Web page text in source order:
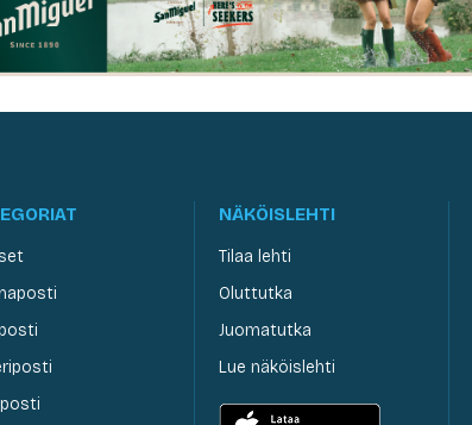
NÄKÖISLEHTI
Tilaa lehti
Oluttutka
Juomatutka
Lue näköislehti